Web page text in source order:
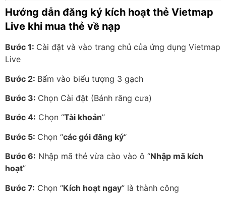
Hướng dẫn đăng ký kích hoạt thẻ Vietmap
Live khi mua thẻ về nạp
Bước 1: Cài đặt và vào trang chủ của ứng dụng Vietmap
Live
Bước 2: Bấm vào biểu tượng 3 gạch
Bước 3: Chọn Cài đặt (Bánh răng cưa)
Bước 4: Chọn “Tài khoản”
Bước 5: Chọn “các gói đăng ký“
Bước 6: Nhập mã thẻ vừa cào vào ô “Nhập mã kích
hoạt”
Bước 7: Chọn “Kích hoạt ngay” là thành công